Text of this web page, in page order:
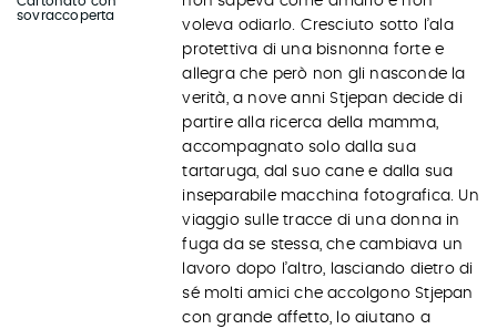
sovraccoperta
voleva odiarlo. Cresciuto sotto l’ala
protettiva di una bisnonna forte e
allegra che però non gli nasconde la
verità, a nove anni Stjepan decide di
partire alla ricerca della mamma,
accompagnato solo dalla sua
tartaruga, dal suo cane e dalla sua
inseparabile macchina fotografica. Un
viaggio sulle tracce di una donna in
fuga da se stessa, che cambiava un
lavoro dopo l’altro, lasciando dietro di
sé molti amici che accolgono Stjepan
con grande affetto, lo aiutano a